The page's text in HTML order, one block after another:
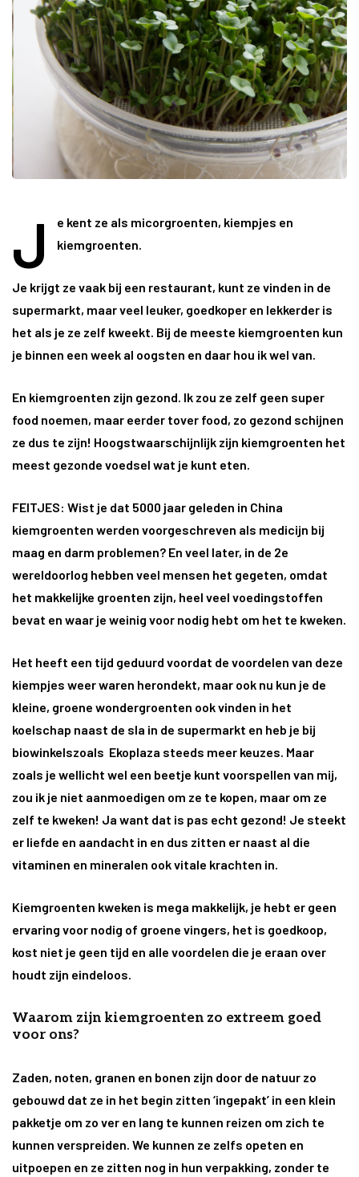
J
e kent ze als micorgroenten, kiempjes en
kiemgroenten.
Je krijgt ze vaak bij een restaurant, kunt ze vinden in de
supermarkt, maar veel leuker, goedkoper en lekkerder is
het als je ze zelf kweekt. Bij de meeste kiemgroenten kun
je binnen een week al oogsten en daar hou ik wel van.
En kiemgroenten zijn gezond. Ik zou ze zelf geen super
food noemen, maar eerder tover food, zo gezond schijnen
ze dus te zijn! Hoogstwaarschijnlijk zijn kiemgroenten het
meest gezonde voedsel wat je kunt eten.
FEITJES: Wist je dat 5000 jaar geleden in China
kiemgroenten werden voorgeschreven als medicijn bij
maag en darm problemen? En veel later, in de 2e
wereldoorlog hebben veel mensen het gegeten, omdat
het makkelijke groenten zijn, heel veel voedingstoffen
bevat en waar je weinig voor nodig hebt om het te kweken.
Het heeft een tijd geduurd voordat de voordelen van deze
kiempjes weer waren herondekt, maar ook nu kun je de
kleine, groene wondergroenten ook vinden in het
koelschap naast de sla in de supermarkt en heb je bij
biowinkelszoals Ekoplaza steeds meer keuzes. Maar
zoals je wellicht wel een beetje kunt voorspellen van mij,
zou ik je niet aanmoedigen om ze te kopen, maar om ze
zelf te kweken! Ja want dat is pas echt gezond! Je steekt
er liefde en aandacht in en dus zitten er naast al die
vitaminen en mineralen ook vitale krachten in.
Kiemgroenten kweken is mega makkelijk, je hebt er geen
ervaring voor nodig of groene vingers, het is goedkoop,
kost niet je geen tijd en alle voordelen die je eraan over
houdt zijn eindeloos.
Waarom zijn kiemgroenten zo extreem goed
voor ons?
Zaden, noten, granen en bonen zijn door de natuur zo
gebouwd dat ze in het begin zitten ‘ingepakt’ in een klein
pakketje om zo ver en lang te kunnen reizen om zich te
kunnen verspreiden. We kunnen ze zelfs opeten en
uitpoepen en ze zitten nog in hun verpakking, zonder te